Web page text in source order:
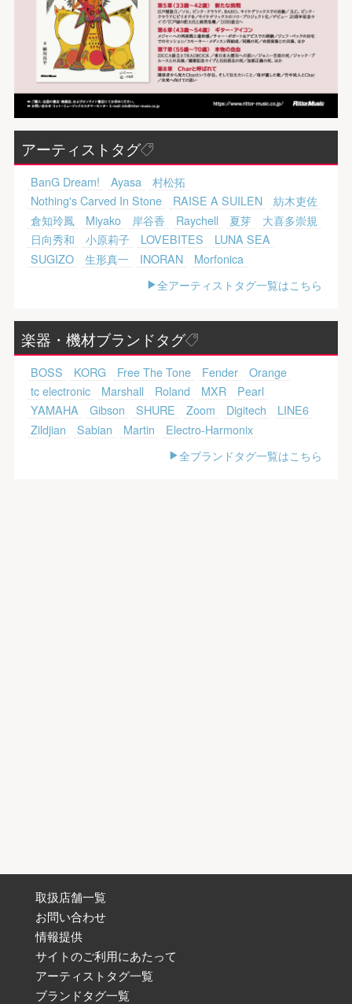
アーティストタグ
BanG Dream! Ayasa
村松拓
Nothing's Carved In Stone
RAISE A SUILEN
紡木吏佐
倉知玲鳳
Miyako 岸谷香 Raychell 夏芽
大喜多崇規
日向秀和
小原莉子 LOVEBITES
LUNA SEA
SUGIZO
生形真一 INORAN
Morfonica
全アーティストタグ一覧はこちら
楽器・機材ブランドタグ
BOSS KORG Free The Tone Fender
Orange
tc electronic
Marshall Roland MXR
Pearl
YAMAHA
Gibson SHURE Zoom Digitech
LINE6
Zildjian
Sabian Martin
Electro-Harmonix
全ブランドタグ一覧はこちら
取扱店舗一覧
お問い合わせ
情報提供
サイトのご利用にあたって
アーティストタグ一覧
ブランドタグ一覧